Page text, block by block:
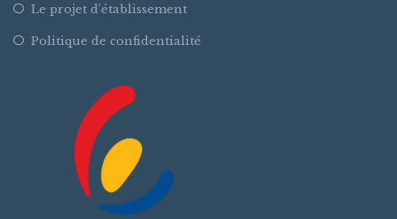
Le projet d’établissement
Politique de confidentialité